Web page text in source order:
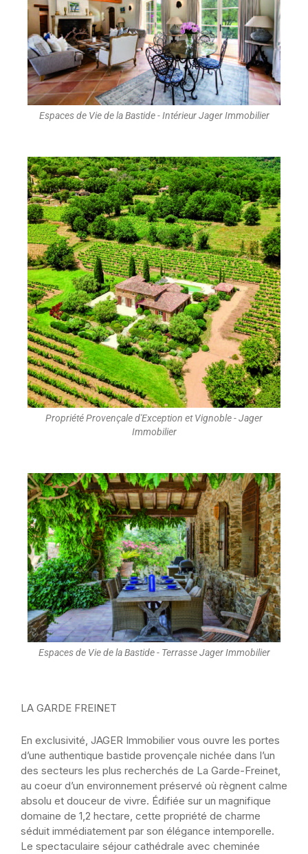
Espaces de Vie de la Bastide - Intérieur Jager Immobilier
Propriété Provençale d'Exception et Vignoble - Jager
Immobilier
Espaces de Vie de la Bastide - Terrasse Jager Immobilier
LA GARDE FREINET
En exclusivité, JAGER Immobilier vous ouvre les portes
d’une authentique bastide provençale nichée dans l’un
des secteurs les plus recherchés de La Garde-Freinet,
au coeur d’un environnement préservé où règnent calme
absolu et douceur de vivre. Édifiée sur un magnifique
domaine de 1,2 hectare, cette propriété de charme
séduit immédiatement par son élégance intemporelle.
Le spectaculaire séjour cathédrale avec cheminée